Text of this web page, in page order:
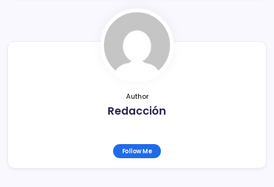
tir
Author
Redacción
Follow Me